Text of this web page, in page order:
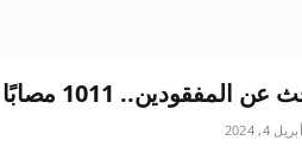
1011 مصابًا جراء زلزال تايوان
أبريل 4, 2024